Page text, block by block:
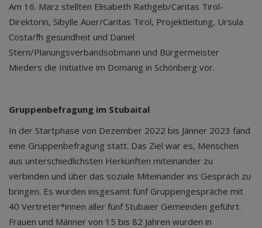
Am 16. März stellten Elisabeth Rathgeb/Caritas Tirol-
Direktorin, Sibylle Auer/Caritas Tirol, Projektleitung, Ursula
Costa/fh gesundheit und Daniel
Stern/Planungsverbandsobmann und Bürgermeister
Mieders die Initiative im Domanig in Schönberg vor.
Gruppenbefragung im Stubaital
In der Startphase von Dezember 2022 bis Jänner 2023 fand
eine Gruppenbefragung statt. Das Ziel war es, Menschen
aus unterschiedlichsten Herkünften miteinander zu
verbinden und über das soziale Miteinander ins Gespräch zu
bringen. Es wurden insgesamt fünf Gruppengespräche mit
40 Vertreter*innen aller fünf Stubaier Gemeinden geführt.
Frauen und Männer von 15 bis 82 Jahren wurden in